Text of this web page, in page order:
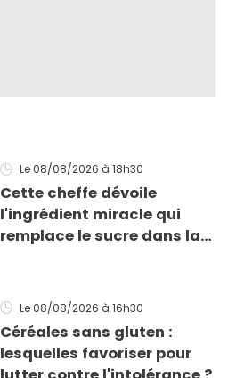
Le 08/08/2026 à 18h30
Cette cheffe dévoile
l'ingrédient miracle qui
remplace le sucre dans la
Le 08/08/2026 à 16h30
Céréales sans gluten :
lesquelles favoriser pour